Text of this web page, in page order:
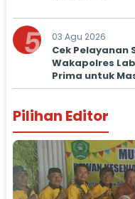
5 03 Agu 2026
Cek
Wakapolres
Prima untuk
Pilihan Editor